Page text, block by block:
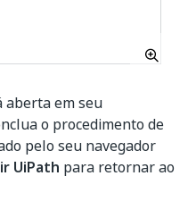
aberta em seu
o procedimento de
pelo seu navegador
UiPath para retornar ao